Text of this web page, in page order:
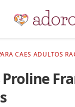
CAES ADULTOS
Proline